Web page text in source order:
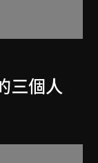
三個人